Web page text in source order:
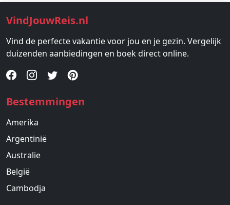
VindJouwReis.nl
Vind de perfecte vakantie voor jou en je gezin. Vergelijk
duizenden aanbiedingen en boek direct online.
Bestemmingen
Amerika
Argentinië
Australie
België
Cambodja